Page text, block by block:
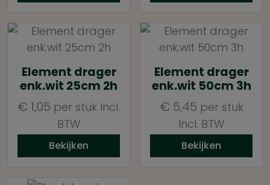
Element drager
enk.wit 25cm 2h
€ 1,05 per stuk Incl.
BTW
Bekijken
Element drager
enk.wit 50cm 3h
€ 5,45 per stuk
Incl. BTW
Bekijken